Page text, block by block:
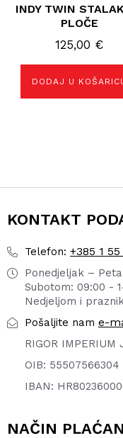
INDY TWIN
PLOČE
125,00 €
DODAJ U
KONTAKT
Telefon: +385 1
Ponedjeljak –
Subotom: 09:00 -
Nedjeljom i
Pošaljite nam e-
RIGOR IMPERIUM
OIB: 55507566304
IBAN:
NAČIN